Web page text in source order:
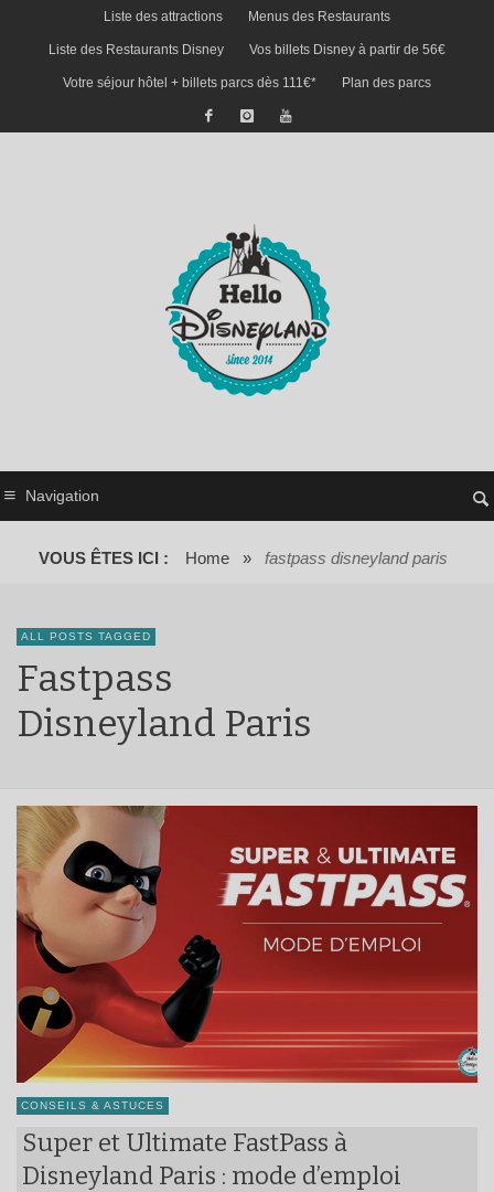
Liste des attractions Menus des Restaurants
Liste des Restaurants Disney Vos billets Disney à partir de 56€
Votre séjour hôtel + billets parcs dès 111€* Plan des parcs
Navigation
VOUS ÊTES ICI : Home » fastpass disneyland paris
ALL POSTS TAGGED
Fastpass
Disneyland Paris
CONSEILS & ASTUCES
Super et Ultimate FastPass à
Disneyland Paris : mode d’emploi